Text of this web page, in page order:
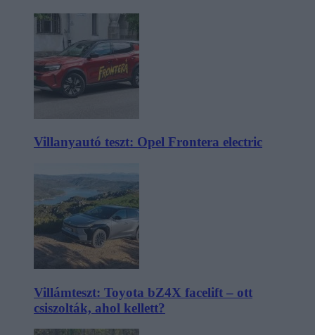
Villanyautó teszt: Opel Frontera electric
Villámteszt: Toyota bZ4X facelift – ott
csiszolták, ahol kellett?